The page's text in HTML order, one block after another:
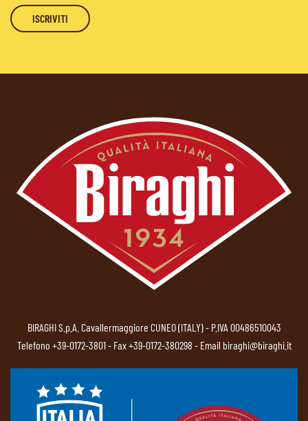
BIRAGHI S.p.A. Cavallermaggiore CUNEO (ITALY) - P.IVA 00486510043
Telefono +39-0172-3801- Fax +39-0172-380298 - Email biraghi@biraghi.it